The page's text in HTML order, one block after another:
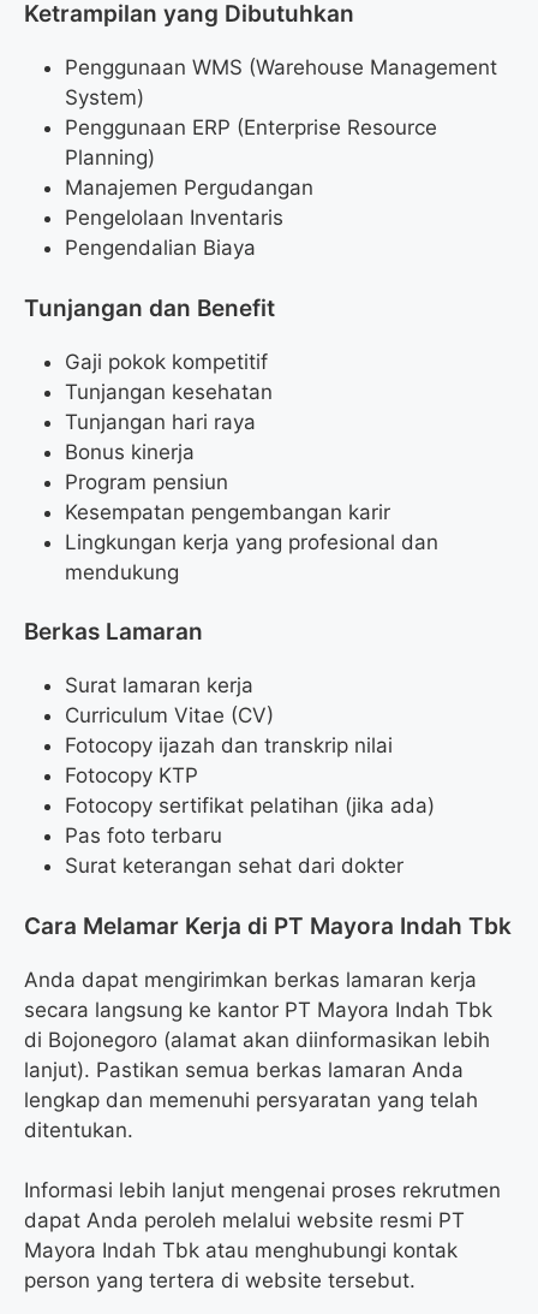
Ketrampilan yang Dibutuhkan
Penggunaan WMS (Warehouse Management
System)
Penggunaan ERP (Enterprise Resource
Planning)
Manajemen Pergudangan
Pengelolaan Inventaris
Pengendalian Biaya
Tunjangan dan Benefit
Gaji pokok kompetitif
Tunjangan kesehatan
Tunjangan hari raya
Bonus kinerja
Program pensiun
Kesempatan pengembangan karir
Lingkungan kerja yang profesional dan
mendukung
Berkas Lamaran
Surat lamaran kerja
Curriculum Vitae (CV)
Fotocopy ijazah dan transkrip nilai
Fotocopy KTP
Fotocopy sertifikat pelatihan (jika ada)
Pas foto terbaru
Surat keterangan sehat dari dokter
Cara Melamar Kerja di PT Mayora Indah Tbk
Anda dapat mengirimkan berkas lamaran kerja
secara langsung ke kantor PT Mayora Indah Tbk
di Bojonegoro (alamat akan diinformasikan lebih
lanjut). Pastikan semua berkas lamaran Anda
lengkap dan memenuhi persyaratan yang telah
ditentukan.
Informasi lebih lanjut mengenai proses rekrutmen
dapat Anda peroleh melalui website resmi PT
Mayora Indah Tbk atau menghubungi kontak
person yang tertera di website tersebut.